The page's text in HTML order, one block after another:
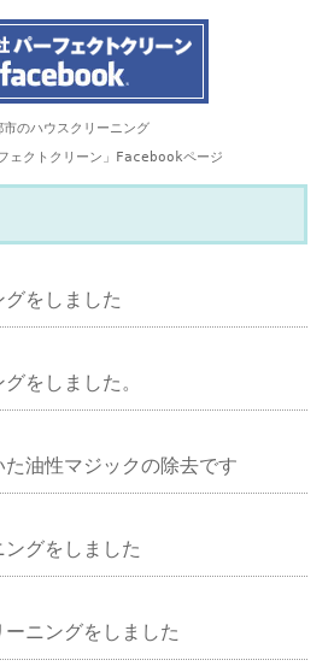
市のハウスクリーニング
ェクトクリーン」Facebookページ
をしました
をしました。
油性マジックの除去です
グをしました
ニングをしました